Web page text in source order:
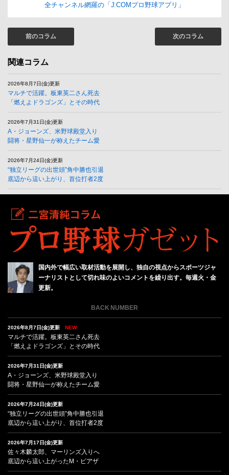
全チャンネル網羅の「J:COMプロ野球アプリ」
前のコラム 次のコラム
関連コラム
2026年8月7日(金)更新
マルチで活躍。板東英二さん死去
「燃えよドラゴンズ」とその時代
2026年7月31日(金)更新
A・ジョーンズ、米野球殿堂入り
闘将・星野仙一が称えたチーム愛
2026年7月24日(金)更新
“独立リーグの出世頭”角中勝也引退
底辺から這い上がり、首位打者2度
国内外で幅広い取材活動を展開し、独自の視点からスポーツジャ
ーナリストとして切れ味のよいコメントを繰り出す。毎週火・金
更新。
BACK NUMBER
2026年8月7日(金)更新 NEW
マルチで活躍。板東英二さん死去
「燃えよドラゴンズ」とその時代
2026年7月31日(金)更新
A・ジョーンズ、米野球殿堂入り
闘将・星野仙一が称えたチーム愛
2026年7月24日(金)更新
“独立リーグの出世頭”角中勝也引退
底辺から這い上がり、首位打者2度
2026年7月17日(金)更新
佐々木麟太郎、マーリンズ入りへ
底辺から這い上がったM・ピアザ